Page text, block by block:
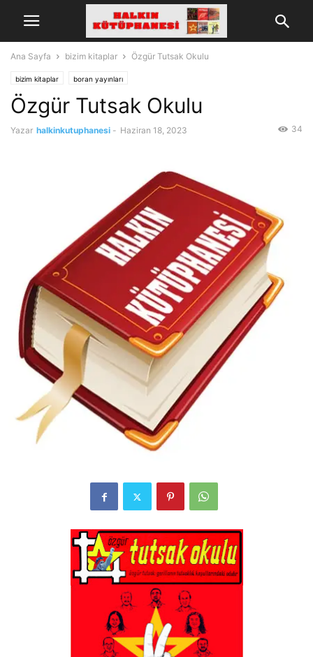
Ana Sayfa bizim kitaplar Özgür Tutsak Okulu
bizim kitaplar boran yayınları
Özgür Tutsak Okulu
Yazar halkinkutuphanesi - Haziran 18, 2023 34